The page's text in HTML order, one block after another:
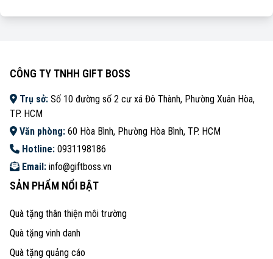
CÔNG TY TNHH GIFT BOSS
Trụ sở: Số 10 đường số 2 cư xá Đô Thành, Phường Xuân Hòa,
TP. HCM
Văn phòng: 60 Hòa Bình, Phường Hòa Bình, TP. HCM
Hotline: 0931198186
Email: info@giftboss.vn
SẢN PHẨM NỔI BẬT
Quà tặng thân thiện môi trường
Quà tặng vinh danh
Quà tặng quảng cáo